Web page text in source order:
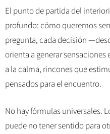
El punto de partida del
profundo: cómo queremos
pregunta, cada decisión
orienta a generar
a la calma, rincones que
pensados para el encuentro.
No hay fórmulas universales.
puede no tener sentido para